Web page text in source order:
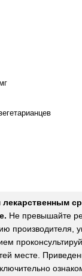
лекарственным
Не превышайте
производителя,
месте.